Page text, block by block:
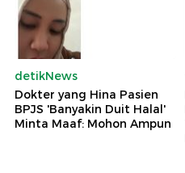
detikNews
Dokter yang Hina Pasien
BPJS 'Banyakin Duit Halal'
Minta Maaf: Mohon Ampun